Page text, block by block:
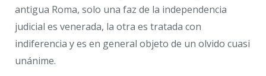
antigua Roma, solo una faz de la independencia
judicial es venerada, la otra es tratada con
indiferencia y es en general objeto de un olvido cuasi
unánime.